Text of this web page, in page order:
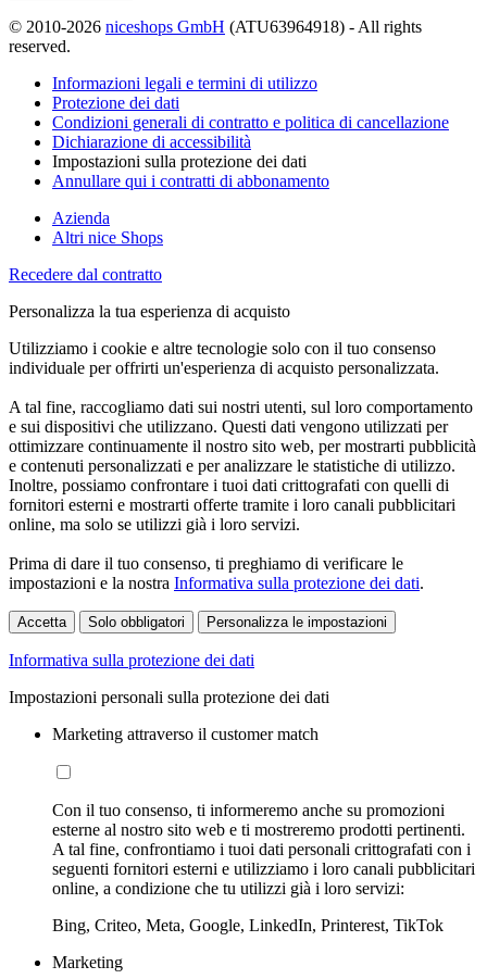
© 2010-2026 niceshops GmbH (ATU63964918) - All rights
reserved.
Informazioni legali e termini di utilizzo
Protezione dei dati
Condizioni generali di contratto e politica di cancellazione
Dichiarazione di accessibilità
Impostazioni sulla protezione dei dati
Annullare qui i contratti di abbonamento
Azienda
Altri nice Shops
Recedere dal contratto
Personalizza la tua esperienza di acquisto
Utilizziamo i cookie e altre tecnologie solo con il tuo consenso
individuale per offrirti un'esperienza di acquisto personalizzata.
A tal fine, raccogliamo dati sui nostri utenti, sul loro comportamento
e sui dispositivi che utilizzano. Questi dati vengono utilizzati per
ottimizzare continuamente il nostro sito web, per mostrarti pubblicità
e contenuti personalizzati e per analizzare le statistiche di utilizzo.
Inoltre, possiamo confrontare i tuoi dati crittografati con quelli di
fornitori esterni e mostrarti offerte tramite i loro canali pubblicitari
online, ma solo se utilizzi già i loro servizi.
Prima di dare il tuo consenso, ti preghiamo di verificare le
impostazioni e la nostra Informativa sulla protezione dei dati.
Accetta Solo obbligatori Personalizza le impostazioni
Informativa sulla protezione dei dati
Impostazioni personali sulla protezione dei dati
Marketing attraverso il customer match
Con il tuo consenso, ti informeremo anche su promozioni
esterne al nostro sito web e ti mostreremo prodotti pertinenti.
A tal fine, confrontiamo i tuoi dati personali crittografati con i
seguenti fornitori esterni e utilizziamo i loro canali pubblicitari
online, a condizione che tu utilizzi già i loro servizi:
Bing, Criteo, Meta, Google, LinkedIn, Printerest, TikTok
Marketing